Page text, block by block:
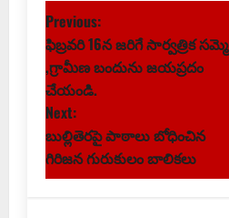
P
o
s
t
n
Previous:
ఫిబ్రవరి 16న జరిగే సార్వత్రిక సమ్మె
,గ్రామీణ బందును జయప్రదం
చేయండి.
Next:
బుల్లితెరపై పాఠాలు బోధించిన
గిరిజన గురుకులం బాలికలు